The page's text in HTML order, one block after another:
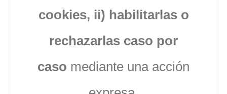
cookies, ii) habilitarlas o
rechazarlas caso por
caso mediante una acción